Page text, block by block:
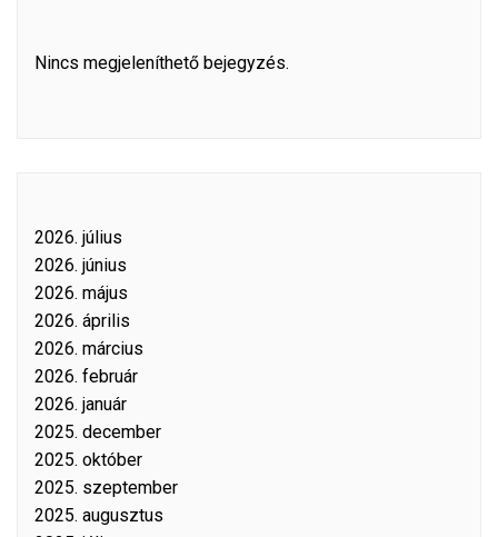
Nincs megjeleníthető bejegyzés.
2026. július
2026. június
2026. május
2026. április
2026. március
2026. február
2026. január
2025. december
2025. október
2025. szeptember
2025. augusztus